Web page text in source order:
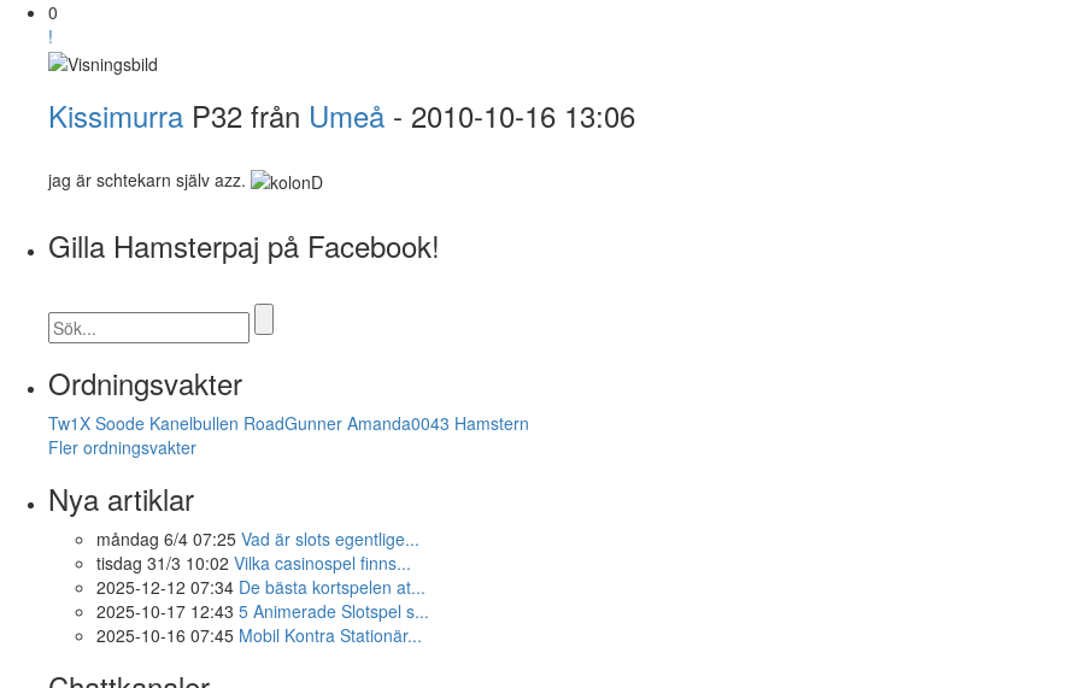
0
!
Kissimurra P32 från Umeå - 2010-10-16 13:06
jag är schtekarn själv azz.
Gilla Hamsterpaj på Facebook!
Ordningsvakter
Tw1X Soode Kanelbullen RoadGunner Amanda0043 Hamstern
Fler ordningsvakter
Nya artiklar
måndag 6/4 07:25 Vad är slots egentlige...
tisdag 31/3 10:02 Vilka casinospel finns...
2025-12-12 07:34 De bästa kortspelen at...
2025-10-17 12:43 5 Animerade Slotspel s...
2025-10-16 07:45 Mobil Kontra Stationär...